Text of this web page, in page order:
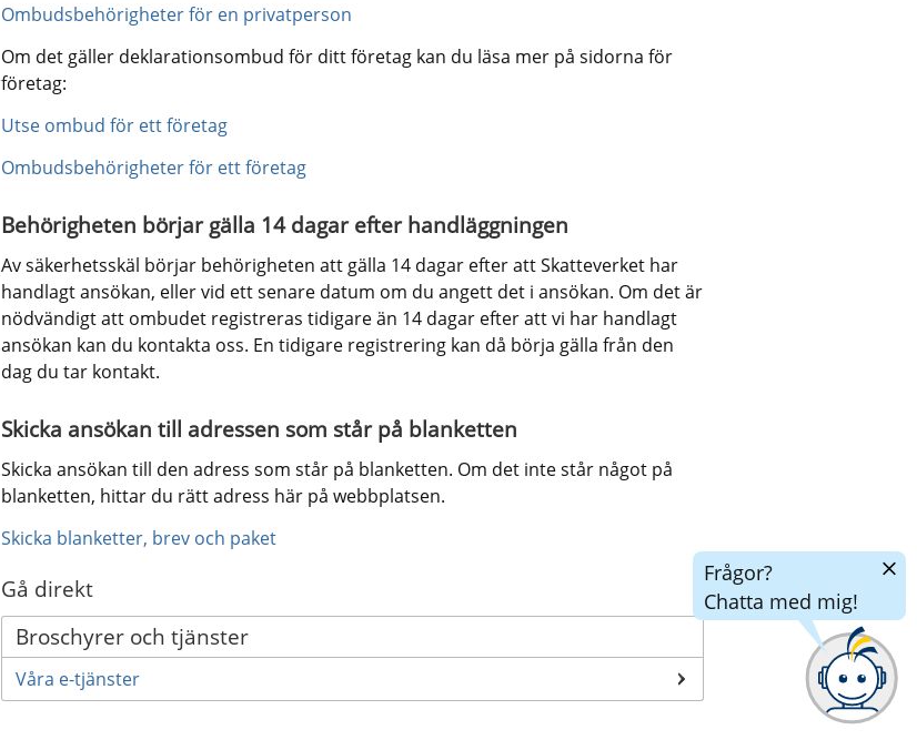
Ombudsbehörigheter för en privatperson
Om det gäller deklarationsombud för ditt företag kan du läsa mer på sidorna för
företag:
Utse ombud för ett företag
Ombudsbehörigheter för ett företag
Behörigheten börjar gälla 14 dagar efter handläggningen
Av säkerhetsskäl börjar behörigheten att gälla 14 dagar efter att Skatteverket har
handlagt ansökan, eller vid ett senare datum om du angett det i ansökan. Om det är
nödvändigt att ombudet registreras tidigare än 14 dagar efter att vi har handlagt
ansökan kan du kontakta oss. En tidigare registrering kan då börja gälla från den
dag du tar kontakt.
Skicka ansökan till adressen som står på blanketten
Skicka ansökan till den adress som står på blanketten. Om det inte står något på
blanketten, hittar du rätt adress här på webbplatsen.
Skicka blanketter, brev och paket
Gå direkt
Broschyrer och tjänster
Våra e-tjänster
Frågor?
Chatta med mig!
Dölj